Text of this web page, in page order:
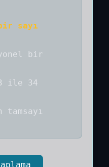
sayı
bir
ile 34
tamsayı